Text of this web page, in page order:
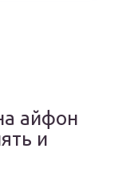
айфон
и